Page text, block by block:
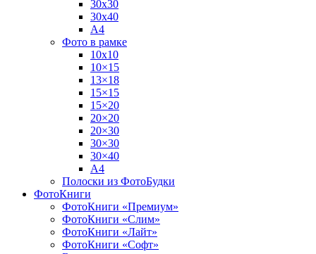
30х30
30х40
А4
Фото в рамке
10х10
10×15
13×18
15×15
15×20
20×20
20×30
30×30
30×40
A4
Полоски из ФотоБудки
ФотоКниги
ФотоКниги «Премиум»
ФотоКниги «Слим»
ФотоКниги «Лайт»
ФотоКниги «Софт»